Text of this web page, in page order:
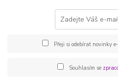
Přeji si odebírat novinky
Souhlasím se